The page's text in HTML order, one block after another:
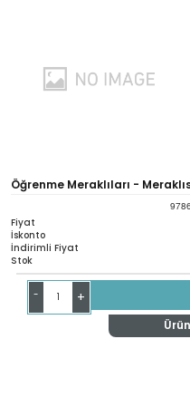
Öğrenme Meraklıları -
Fiyat
İskonto
İndirimli Fiyat
Stok
- +